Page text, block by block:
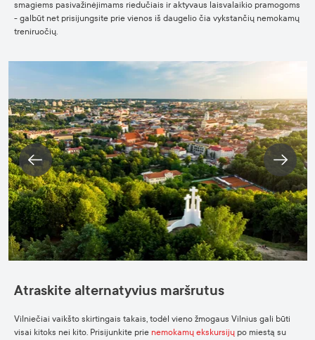
smagiems pasivažinėjimams riedučiais ir aktyvaus laisvalaikio pramogoms
- galbūt net prisijungsite prie vienos iš daugelio čia vykstančių nemokamų
treniruočių.
Atraskite alternatyvius maršrutus
Vilniečiai vaikšto skirtingais takais, todėl vieno žmogaus Vilnius gali būti
visai kitoks nei kito. Prisijunkite prie nemokamų ekskursijų po miestą su